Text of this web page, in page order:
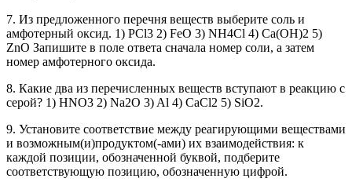
7. Из предложенного перечня веществ выберите соль и
амфотерный оксид. 1) PCl3 2) FeО 3) NH4Cl 4) Ca(OH)2 5)
ZnO Запишите в поле ответа сначала номер соли, а затем
номер амфотерного оксида.
8. Какие два из перечисленных веществ вступают в реакцию с
серой? 1) HNO3 2) Na2O 3) Al 4) CaCl2 5) SiO2.
9. Установите соответствие между реагирующими веществами
и возможным(и)продуктом(-ами) их взаимодействия: к
каждой позиции, обозначенной буквой, подберите
соответствующую позицию, обозначенную цифрой.